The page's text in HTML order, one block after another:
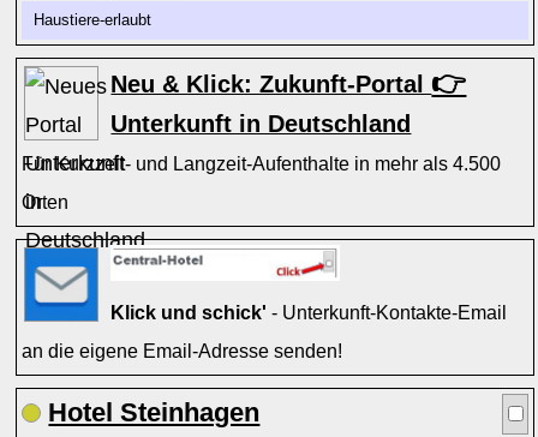
Haustiere-erlaubt
Neu & Klick: Zukunft-Portal 👉
Unterkunft in Deutschland
Für Kurzzeit- und Langzeit-Aufenthalte in mehr als 4.500
Orten
Klick und schick' - Unterkunft-Kontakte-Email
an die eigene Email-Adresse senden!
Hotel Steinhagen